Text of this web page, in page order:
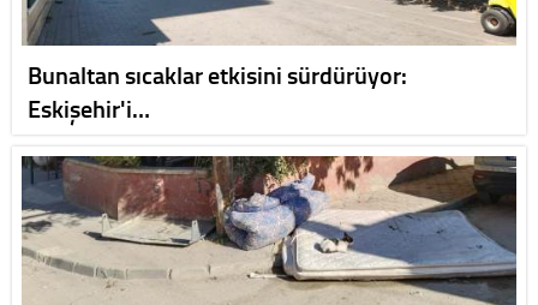
Bunaltan sıcaklar etkisini sürdürüyor:
Eskişehir'i…